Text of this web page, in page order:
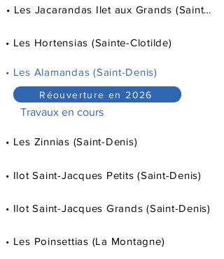
• Les Jacarandas Ilet aux Grands (Saint-Denis)
• Les Hortensias (Sainte-Clotilde)
• Les Alamandas (Saint-Denis)
• Les Zinnias (Saint-Denis)
• Ilot Saint-Jacques Petits (Saint-Denis)
• Ilot Saint-Jacques Grands (Saint-Denis)
• Les Poinsettias (La Montagne)
Réouverture en 2026
Travaux en cours